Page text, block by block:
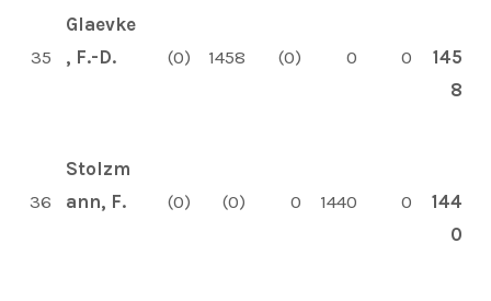
35
Glaevke
, F.-D.
(0) 1458 (0) 0 0
145
8
36
Stolzm
ann, F.
(0) (0) 0 1440 0
144
0